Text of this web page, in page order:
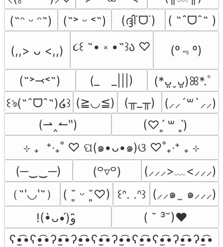
(˶ᵔ ᵕ ᵔ˶)
(˶˃ ᵕ ˂˶) (ദ്ദി˙ᗜ˙) ( ˶ˆᗜˆ˵ )
(,,> ᴗ <,,) ૮꒰ ˶• ༝ •˶꒱ა ♡ (º﹃º)
(˶˃⤙˂˶) (_　_|||)
(*ᴗ͈ˬᴗ͈)ꕤ*.ﾟ
꒰ঌ(˶ˆᗜˆ˵)໒꒱ (≧◡≦) (╥_╥)
(⸝⸝´꒳`⸝⸝)
(⇀‸↼‶)
(♡ˊ͈ ꒳ ˋ͈)
⊹ ₊  ⁺‧₊˚ ♡ ପ(๑•ᴗ•๑)ଓ ♡˚₊‧⁺ ₊ ⊹
(─‿‿─)
(꒪▿꒪)
(⸝⸝⸝>﹏<⸝⸝⸝)
（˶′◡‵˶）
( ˘͈ ᵕ ˘͈♡) ꒰ᐢ. .ᐢ꒱ (⸝⸝๑  ̫ ๑⸝⸝⸝)
( ˘ ³˘)♥
ʕ•̫͡•ʕ•̫͡•ʔ•̫͡•ʔ•̫͡•ʕ•̫͡•ʔ•̫͡•ʕ•̫͡•ʕ•̫͡•ʔ•̫͡•ʔ•̫͡•